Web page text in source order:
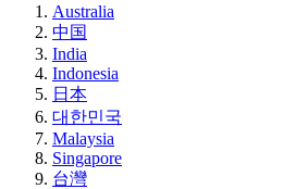
Australia
中国
India
Indonesia
日本
대한민국
Malaysia
Singapore
台灣